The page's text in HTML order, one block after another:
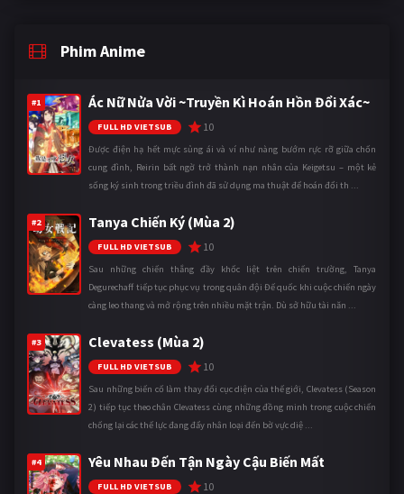
Phim Anime
#1 Ác Nữ Nửa Vời ~Truyền Kì Hoán Hồn Đổi Xác~
FULL HD VIETSUB 10
Được điện hạ hết mực sủng ái và ví như nàng bướm rực rỡ giữa chốn
cung đình, Reirin bất ngờ trở thành nạn nhân của Keigetsu – một kẻ
sống ký sinh trong triều đình đã sử dụng ma thuật để hoán đổi th ...
#2 Tanya Chiến Ký (Mùa 2)
FULL HD VIETSUB 10
Sau những chiến thắng đầy khốc liệt trên chiến trường, Tanya
Degurechaff tiếp tục phục vụ trong quân đội Đế quốc khi cuộc chiến ngày
càng leo thang và mở rộng trên nhiều mặt trận. Dù sở hữu tài năn ...
#3 Clevatess (Mùa 2)
FULL HD VIETSUB 10
Sau những biến cố làm thay đổi cục diện của thế giới, Clevatess (Season
2) tiếp tục theo chân Clevatess cùng những đồng minh trong cuộc chiến
chống lại các thế lực đang đẩy nhân loại đến bờ vực diệ ...
#4 Yêu Nhau Đến Tận Ngày Cậu Biến Mất
FULL HD VIETSUB 10